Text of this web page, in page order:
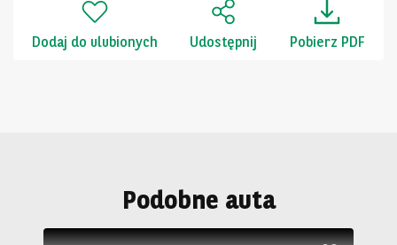
Dodaj do ulubionych Udostępnij Pobierz PDF
Podobne auta